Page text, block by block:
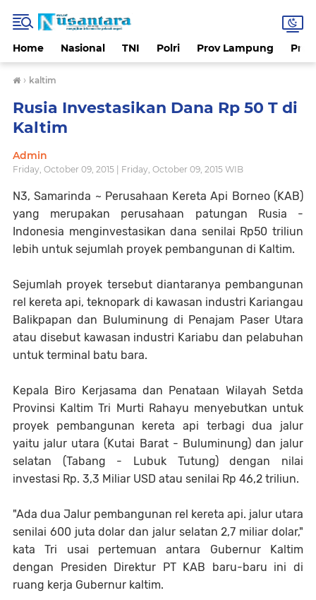
Home Nasional TNI Polri Prov Lampung
› kaltim
Rusia Investasikan Dana Rp 50 T di
Kaltim
Admin
Friday, October 09, 2015 | Friday, October 09, 2015 WIB
N3, Samarinda ~ Perusahaan Kereta Api Borneo (KAB)
yang merupakan perusahaan patungan Rusia -
Indonesia menginvestasikan dana senilai Rp50 triliun
lebih untuk sejumlah proyek pembangunan di Kaltim.
Sejumlah proyek tersebut diantaranya pembangunan
rel kereta api, teknopark di kawasan industri Kariangau
Balikpapan dan Buluminung di Penajam Paser Utara
atau disebut kawasan industri Kariabu dan pelabuhan
untuk terminal batu bara.
Kepala Biro Kerjasama dan Penataan Wilayah Setda
Provinsi Kaltim Tri Murti Rahayu menyebutkan untuk
proyek pembangunan kereta api terbagi dua jalur
yaitu jalur utara (Kutai Barat - Buluminung) dan jalur
selatan (Tabang - Lubuk Tutung) dengan nilai
investasi Rp. 3,3 Miliar USD atau senilai Rp 46,2 triliun.
"Ada dua Jalur pembangunan rel kereta api. jalur utara
senilai 600 juta dolar dan jalur selatan 2,7 miliar dolar,"
kata Tri usai pertemuan antara Gubernur Kaltim
dengan Presiden Direktur PT KAB baru-baru ini di
ruang kerja Gubernur kaltim.